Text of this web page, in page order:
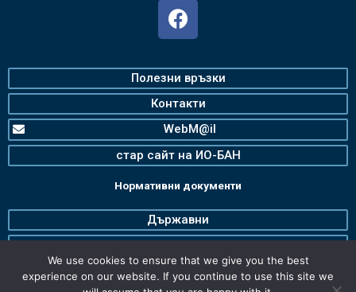
Полезни връзки
Контакти
WebM@il
стар сайт на ИО-БАН
Нормативни документи
Държавни
Българска Академия на Науките
Институт по океанология
We use cookies to ensure that we give you the best
experience on our website. If you continue to use this site we